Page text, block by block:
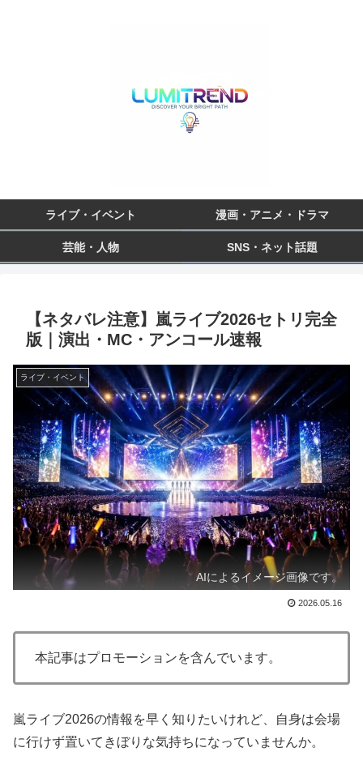
ライブ・イベント 漫画・アニメ・ドラマ
芸能・人物 SNS・ネット話題
【ネタバレ注意】嵐ライブ2026セトリ完全
版｜演出・MC・アンコール速報
ライブ・イベント
AIによるイメージ画像です。
2026.05.16
本記事はプロモーションを含んでいます。
嵐ライブ2026の情報を早く知りたいけれど、自身は会場
に行けず置いてきぼりな気持ちになっていませんか。